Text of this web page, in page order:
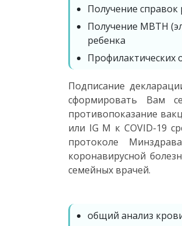
Получение
Получение МВТН
ребенка
Профилактических
Подписание
сформировать Вам
противопоказание
или IG M к COVID-19
протоколе
коронавирусной
семейных врачей.
общий анализ